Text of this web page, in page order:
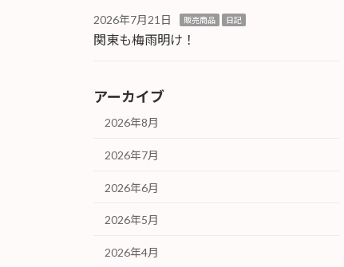
2026年7月21日 販売商品 日記
関東も梅雨明け！
アーカイブ
2026年8月
2026年7月
2026年6月
2026年5月
2026年4月